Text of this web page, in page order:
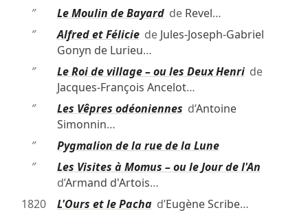
″
Le Moulin de Bayardde Revel…
″
Alfred et Féliciede Jules-Joseph-Gabriel
Gonyn de Lurieu…
″
Le Roi de village – ou les Deux Henride
Jacques-François Ancelot…
″
Les Vêpres odéoniennes d’Antoine
Simonnin…
″
Pygmalion de la rue de la Lune
″
Les Visites à Momus – ou le Jour de l'An
d’Armand d'Artois…
1820
L'Ours et le Pachad’Eugène Scribe…